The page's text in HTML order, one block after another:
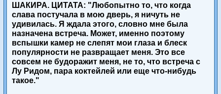
ШАКИРА. ЦИТАТА: "Любопытно то, что когда
слава постучала в мою дверь, я ничуть не
удивилась. Я ждала этого, словно мне была
назначена встреча. Может, именно поэтому
вспышки камер не слепят мои глаза и блеск
популярности не развращает меня. Это все
совсем не будоражит меня, не то, что встреча с
Лу Ридом, пара коктейлей или еще что-нибудь
такое."